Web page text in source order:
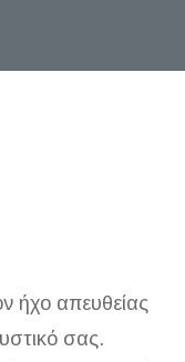
ήχο απευθείας
σας.